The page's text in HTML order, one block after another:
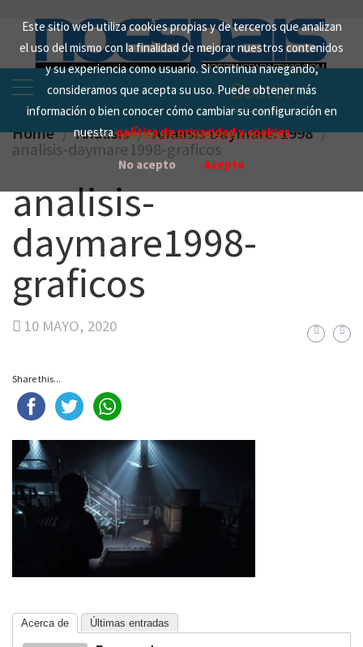
Este sitio web utiliza cookies propias y de terceros que analizan
el uso del mismo con la finalidad de mejorar nuestros contenidos
y su experiencia como usuario. Si continua navegando,
consideramos que acepta su uso. Puede obtener más
información o bien conocer cómo cambiar su configuración en
nuestrapolítica de privacidad y cookies
No acepto Acepto
content
Search
for:
Home Analisis Análisis Daymare: 1998
analisis-daymare1998-graficos
analisis-
daymare1998-
graficos
10 MAYO, 2020
Share this...
Acerca de Últimas entradas